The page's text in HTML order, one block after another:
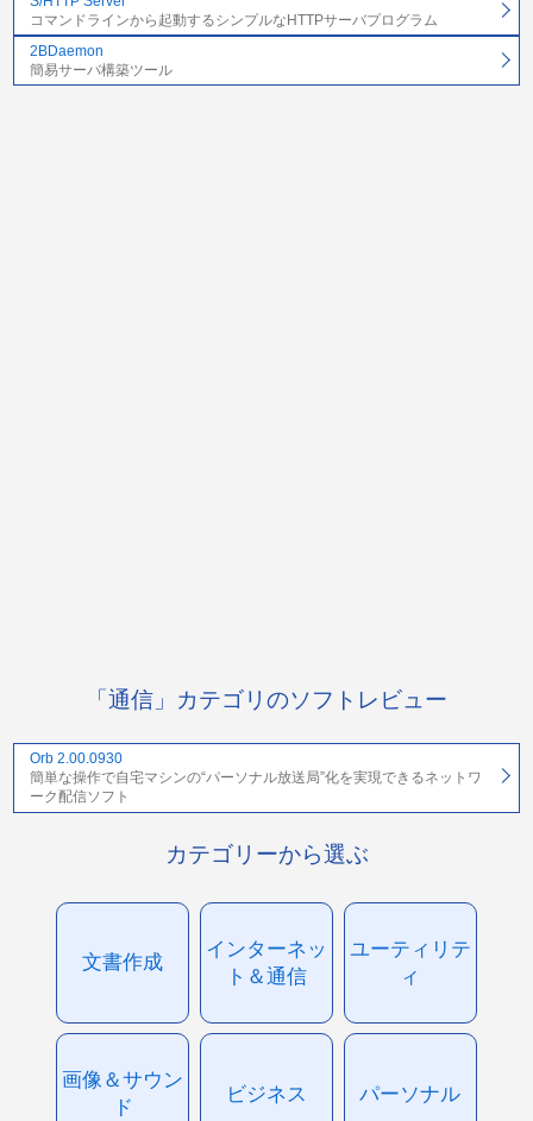
コマンドラインから起動するシンプルなHTTPサーバプログラム
2BDaemon
簡易サーバ構築ツール
「通信」カテゴリのソフトレビュー
Orb 2.00.0930
簡単な操作で自宅マシンの“パーソナル放送局”化を実現できるネットワ
ーク配信ソフト
カテゴリーから選ぶ
文書作成
インターネッ
ト＆通信
ユーティリテ
ィ
画像＆サウン
ド
ビジネス パーソナル